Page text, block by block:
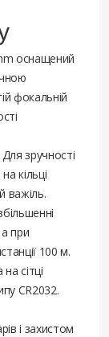
оснащений
фокальній
зручності
кільці
важіль.
при
100 м.
сітці
CR2032.
і захистом